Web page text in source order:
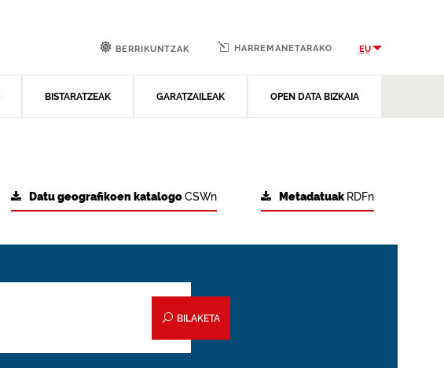
BISTARATZEAK GARATZAILEAK OPEN DATA BIZKAIA
BERRIKUNTZAK HARREMANETARAKO EU
Metadatuak RDFn
Datu geografikoen katalogoCSWn
BILAKETA